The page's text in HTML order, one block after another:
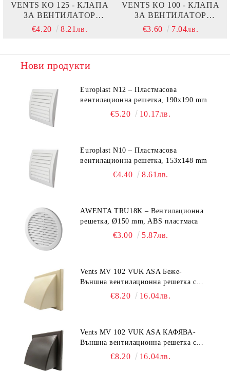
VENTS КО 125 - КЛАПА
ЗА ВЕНТИЛАТОР
125ММ
€4.20 8.21лв.
VENTS КО 100 - КЛАПА
ЗА ВЕНТИЛАТОР
100ММ
€3.60 7.04лв.
Нови продукти
Europlast N12 – Пластмасова
вентилационна решетка, 190x190 mm
€5.20 10.17лв.
Europlast N10 – Пластмасова
вентилационна решетка, 153x148 mm
€4.40 8.61лв.
AWENTA TRU18K – Вентилационна
решетка, Ø150 mm, ABS пластмаса
€3.00 5.87лв.
Vents MV 102 VUK ASA Беже-
Външна вентилационна решетка с
гравитачна клапа Ø 100, Ø 125,
€8.20 16.04лв.
Vents MV 102 VUK ASA КАФЯВА-
Външна вентилационна решетка с
гравитачна клапа Ø 100, Ø 125,
€8.20 16.04лв.